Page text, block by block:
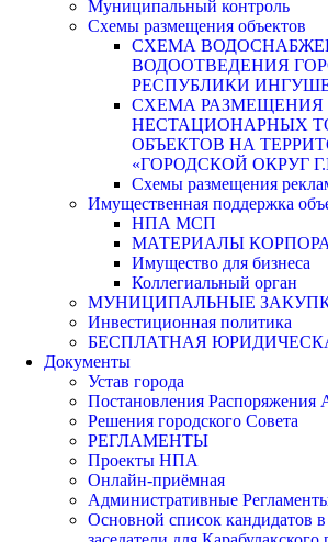
Муниципальный контроль
Схемы размещения объектов
СХЕМА
ВОДООТВЕДЕНИЯ
РЕСПУБЛИКИ
СХЕМА РАЗМЕЩЕНИЯ
НЕСТАЦИОНАРНЫХ
ОБЪЕКТОВ НА
«ГОРОДСКОЙ ОКРУГ
Схемы размещения
Имущественная поддержка
НПА МСП
МАТЕРИАЛЫ
Имущество для бизнеса
Коллегиальный орган
МУНИЦИПАЛЬНЫЕ
Инвестиционная политика
БЕСПЛАТНАЯ
Документы
Устав города
Постановления Распоряжения
Решения городского Совета
РЕГЛАМЕНТЫ
Проекты НПА
Онлайн-приёмная
Административные
Основной список кандидатов